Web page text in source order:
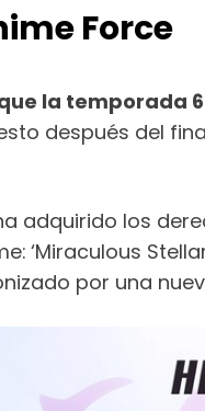
Force
la temporada
después del
adquirido los
‘Miraculous
por una